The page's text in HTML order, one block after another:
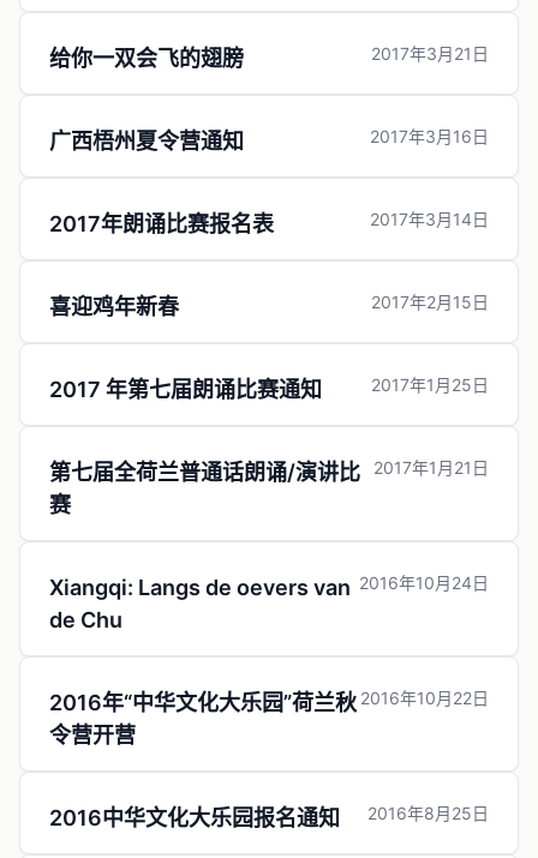
给你一双会飞的翅膀 2017年3月21日
广西梧州夏令营通知 2017年3月16日
2017年朗诵比赛报名表 2017年3月14日
喜迎鸡年新春 2017年2月15日
2017 年第七届朗诵比赛通知 2017年1月25日
第七届全荷兰普通话朗诵/演讲比
赛
2017年1月21日
Xiangqi: Langs de oevers van
de Chu
2016年10月24日
2016年“中华文化大乐园”荷兰秋
令营开营
2016年10月22日
2016中华文化大乐园报名通知 2016年8月25日